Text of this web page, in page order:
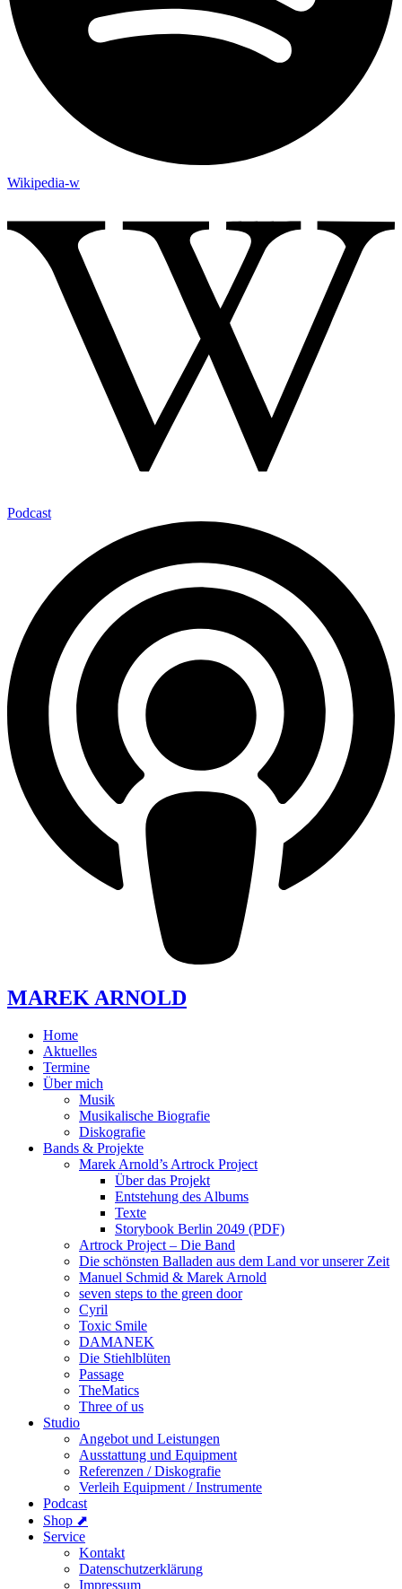
Wikipedia-w
Podcast
MAREK ARNOLD
Home
Aktuelles
Termine
Über mich
Musik
Musikalische Biografie
Diskografie
Bands & Projekte
Marek Arnold’s Artrock Project
Über das Projekt
Entstehung des Albums
Texte
Storybook Berlin 2049 (PDF)
Artrock Project – Die Band
Die schönsten Balladen aus dem Land vor unserer Zeit
Manuel Schmid & Marek Arnold
seven steps to the green door
Cyril
Toxic Smile
DAMANEK
Die Stiehlblüten
Passage
TheMatics
Three of us
Studio
Angebot und Leistungen
Ausstattung und Equipment
Referenzen / Diskografie
Verleih Equipment / Instrumente
Podcast
Shop ⬈
Service
Kontakt
Datenschutzerklärung
Impressum